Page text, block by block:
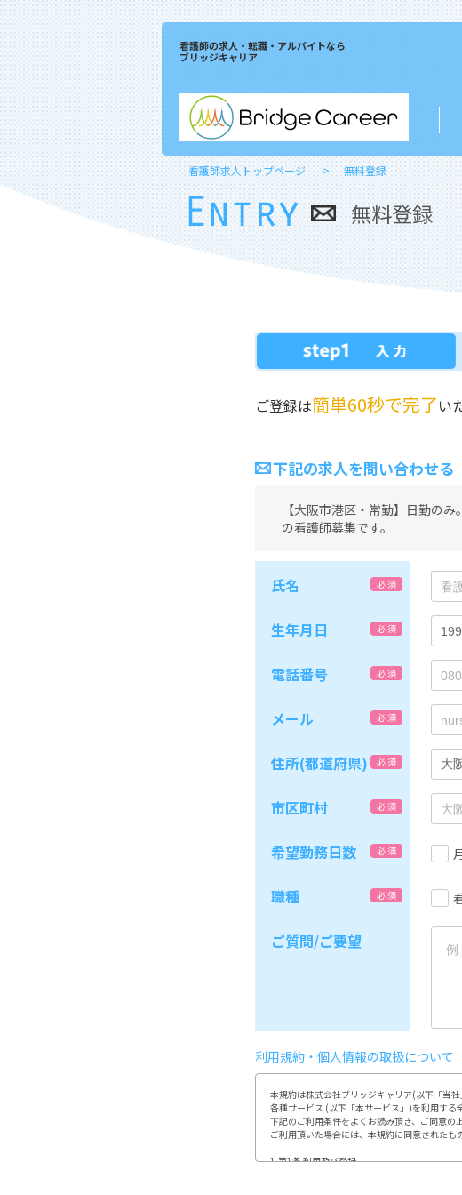
看護師の求人・転職・アルバイトなら
ブリッジキャリア
看護師求人トップページ 無料登録
無料登録
ご登録は簡単60秒で完了い
下記の求人を問い合わせる
【大阪市港区・常勤】日勤の
の看護師募集です。
氏名 必 須
生年月日 必 須
電話番号 必 須
メール 必 須
住所(都道府県) 必 須
市区町村 必 須
希望勤務日数 必 須
職種 必 須
ご質問/ご要望
利用規約・個人情報の取扱について
本規約は株式会社ブリッジキャリア(以下「当
各種サービス (以下「本サービス」)を利用する
下記のご利用条件をよくお読み頂き、ご同意の
ご利用頂いた場合には、本規約に同意されたも
1.第1条 利用及び登録